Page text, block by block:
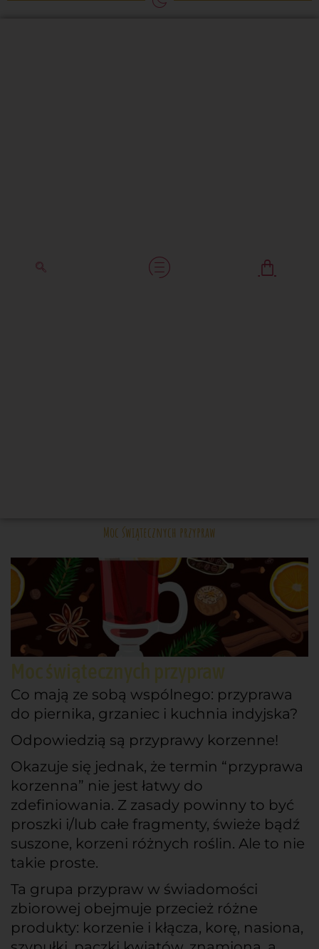
Moc świątecznych przypraw
Moc świątecznych przypraw
Co mają ze sobą wspólnego: przyprawa
do piernika, grzaniec i kuchnia indyjska?
Odpowiedzią są przyprawy korzenne!
Okazuje się jednak, że termin “przyprawa
korzenna” nie jest łatwy do
zdefiniowania. Z zasady powinny to być
proszki i/lub całe fragmenty, świeże bądź
suszone, korzeni różnych roślin. Ale to nie
takie proste.
Ta grupa przypraw w świadomości
zbiorowej obejmuje przecież różne
produkty: korzenie i kłącza, korę, nasiona,